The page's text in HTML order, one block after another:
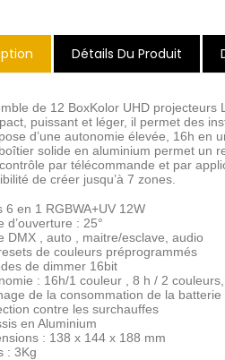
Détails Du Produit
de 12 BoxKolor UHD projecteurs
puissant et léger, il permet des
d’une autonomie élevée, 16h en
solide en aluminium permet un
par télécommande et par
de créer jusqu’à 7 zones.
6 en 1 RGBWA+UV 12W
d’ouverture : 25°
DMX , auto , maitre/esclave, audio
de couleurs préprogrammés
de dimmer 16bit
: 16h/1 couleur , 8 h / 2
de la consommation de la batterie
contre les surchauffes
en Aluminium
: 138 x 144 x 188 mm
: 3Kg